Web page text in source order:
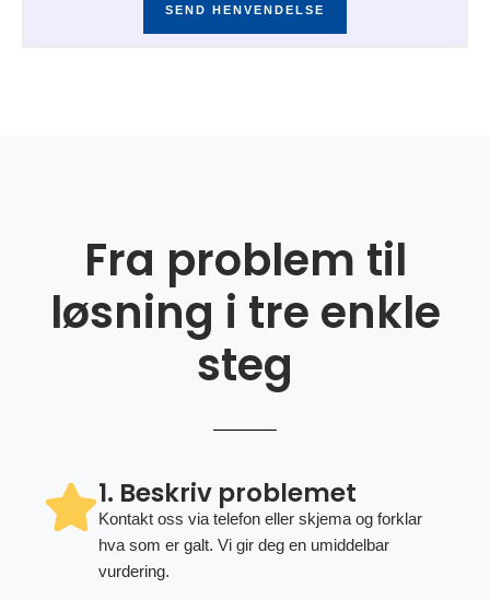
SEND HENVENDELSE
Fra problem til
løsning i tre enkle
steg
1. Beskriv problemet
Kontakt oss via telefon eller skjema og forklar
hva som er galt. Vi gir deg en umiddelbar
vurdering.